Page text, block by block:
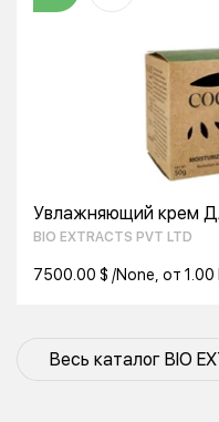
Увлажняющий крем
BIO EXTRACTS PVT LTD
7500.00 $ /None, от 1.00
Весь каталог BIO